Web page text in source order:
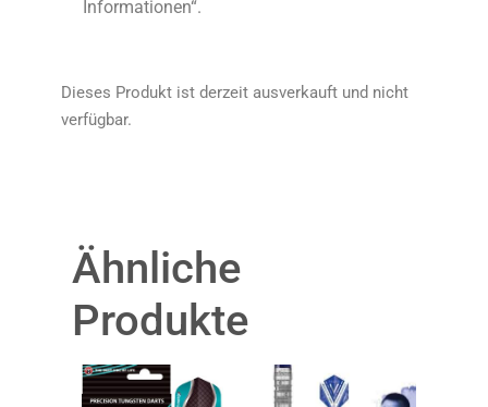
Informationen“.
Dieses Produkt ist derzeit ausverkauft und nicht
verfügbar.
Ähnliche
Produkte